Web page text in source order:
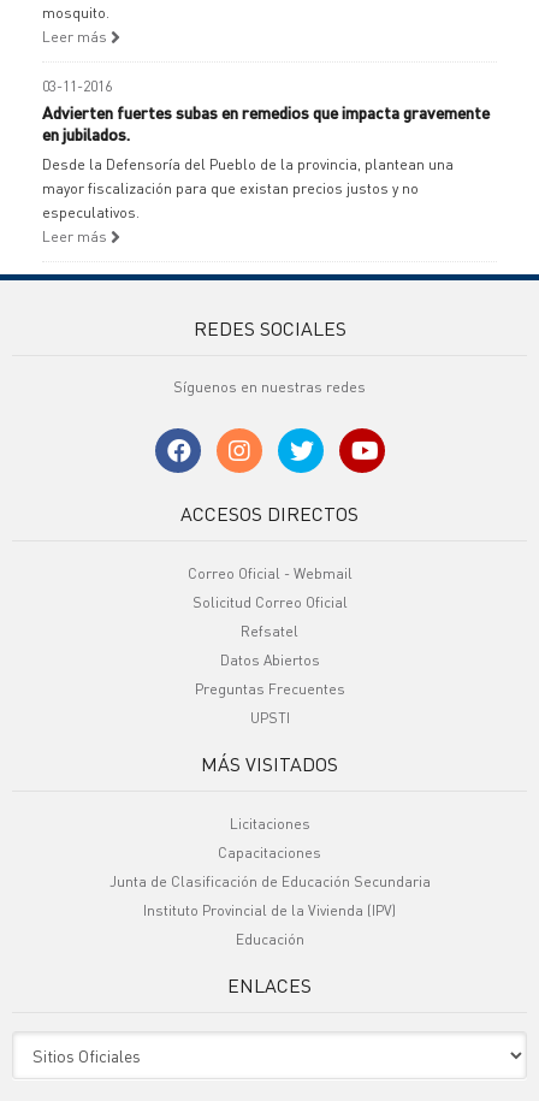
mosquito.
Leer más
03-11-2016
Advierten fuertes subas en remedios que impacta gravemente
en jubilados.
Desde la Defensoría del Pueblo de la provincia, plantean una
mayor fiscalización para que existan precios justos y no
especulativos.
Leer más
REDES SOCIALES
Síguenos en nuestras redes
ACCESOS DIRECTOS
Correo Oficial - Webmail
Solicitud Correo Oficial
Refsatel
Datos Abiertos
Preguntas Frecuentes
UPSTI
MÁS VISITADOS
Licitaciones
Capacitaciones
Junta de Clasificación de Educación Secundaria
Instituto Provincial de la Vivienda (IPV)
Educación
ENLACES